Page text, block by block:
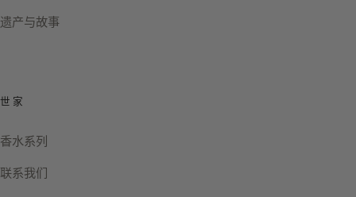
遗产与故事
世家
香水系列
联系我们